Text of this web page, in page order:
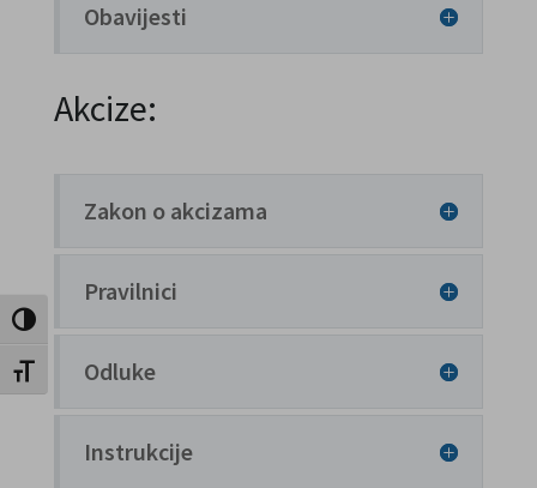
Toggle High Contrast
Toggle Font size
Obavijesti
Akcize:
Zakon o akcizama
Pravilnici
Odluke
Instrukcije